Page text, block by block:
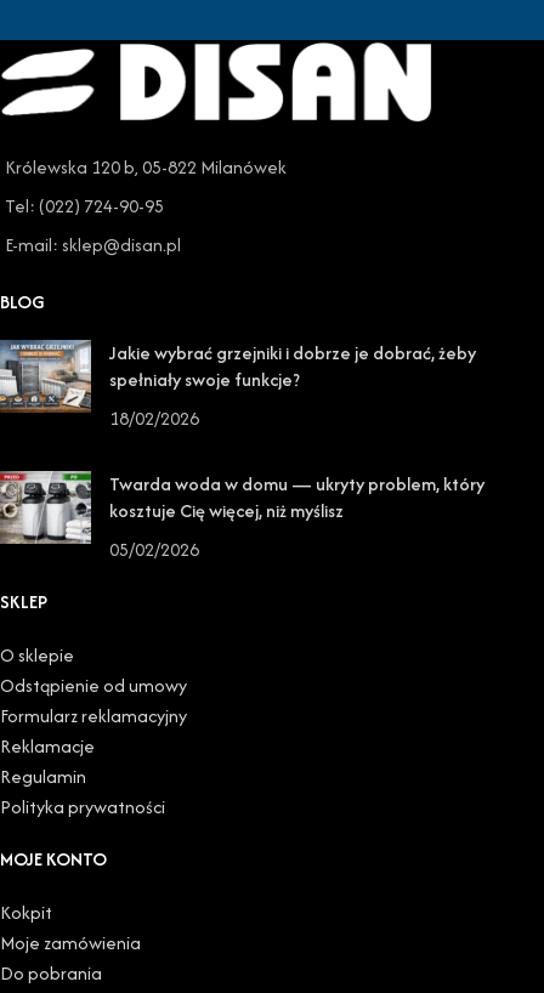
Królewska 120 b, 05-822 Milanówek
Tel: (022) 724-90-95
E-mail: sklep@disan.pl
BLOG
Jakie wybrać grzejniki i dobrze je dobrać, żeby
spełniały swoje funkcje?
18/02/2026
Twarda woda w domu — ukryty problem, który
kosztuje Cię więcej, niż myślisz
05/02/2026
SKLEP
O sklepie
Odstąpienie od umowy
Formularz reklamacyjny
Reklamacje
Regulamin
Polityka prywatności
MOJE KONTO
Kokpit
Moje zamówienia
Do pobrania